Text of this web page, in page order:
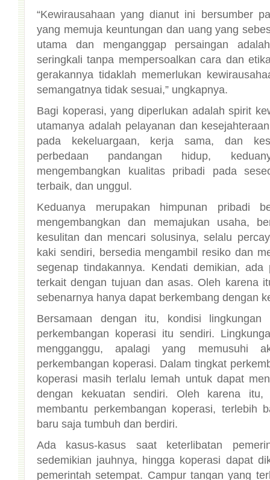
“Kewirausahaan yang dianut ini bersumber
yang memuja keuntungan dan uang yang
utama dan menganggap persaingan
seringkali tanpa mempersoalkan cara dan
gerakannya tidaklah memerlukan
semangatnya tidak sesuai,” ungkapnya.
Bagi koperasi, yang diperlukan adalah spirit
utamanya adalah pelayanan dan
pada kekeluargaan, kerja sama, dan
perbedaan pandangan hidup,
mengembangkan kualitas pribadi pada
terbaik, dan unggul.
Keduanya merupakan himpunan pribadi
mengembangkan dan memajukan usaha,
kesulitan dan mencari solusinya, selalu
kaki sendiri, bersedia mengambil resiko dan
segenap tindakannya. Kendati demikian, ada
terkait dengan tujuan dan asas. Oleh karena
sebenarnya hanya dapat berkembang dengan
Bersamaan dengan itu, kondisi lingkungan
perkembangan koperasi itu sendiri.
mengganggu, apalagi yang memusuhi
perkembangan koperasi. Dalam tingkat
koperasi masih terlalu lemah untuk dapat
dengan kekuatan sendiri. Oleh karena itu,
membantu perkembangan koperasi, terlebih
baru saja tumbuh dan berdiri.
Ada kasus-kasus saat keterlibatan
sedemikian jauhnya, hingga koperasi dapat
pemerintah setempat. Campur tangan yang